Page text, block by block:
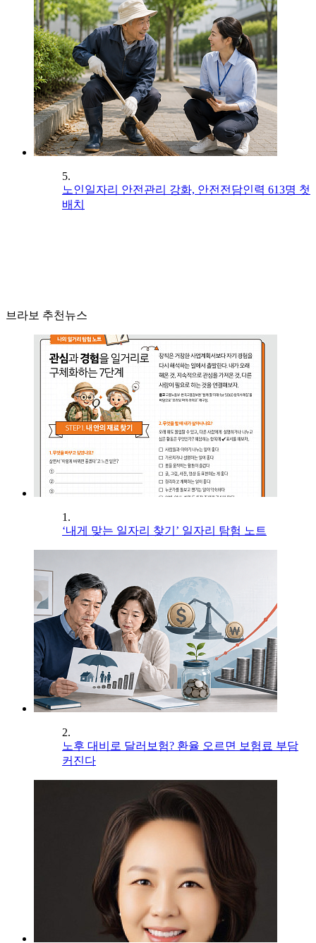
5.
노인일자리 안전관리 강화, 안전전담인력 613명 첫
배치
브라보 추천뉴스
1.
‘내게 맞는 일자리 찾기’ 일자리 탐험 노트
2.
노후 대비로 달러보험? 환율 오르면 보험료 부담
커진다